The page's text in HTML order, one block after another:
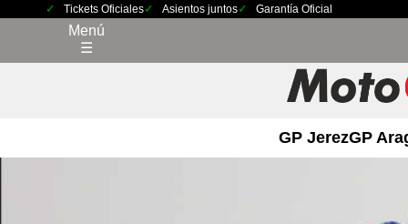
Tickets Oficiales Asientos juntos Garantía Oficial
Menú
☰
GP JerezGP